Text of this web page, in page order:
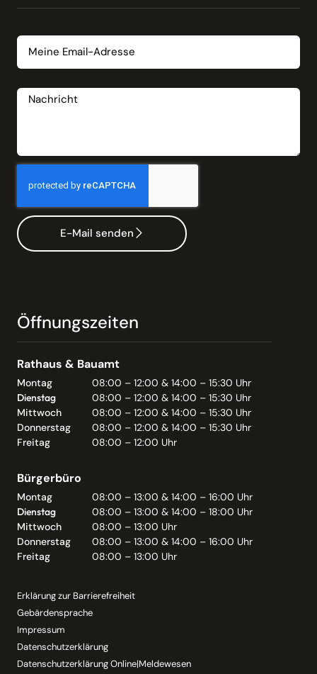
E-Mail senden
Öffnungszeiten
Rathaus & Bauamt
Montag
08:00 – 12:00 & 14:00 – 15:30 Uhr
Dienstag
08:00 – 12:00 & 14:00 – 15:30 Uhr
Mittwoch
08:00 – 12:00 & 14:00 – 15:30 Uhr
Donnerstag
08:00 – 12:00 & 14:00 – 15:30 Uhr
Freitag
08:00 – 12:00 Uhr
Bürgerbüro
Montag
08:00 – 13:00 & 14:00 – 16:00 Uhr
Dienstag
08:00 – 13:00 & 14:00 – 18:00 Uhr
Mittwoch
08:00 – 13:00 Uhr
Donnerstag
08:00 – 13:00 & 14:00 – 16:00 Uhr
Freitag
08:00 – 13:00 Uhr
Erklärung zur Barrierefreiheit
Gebärdensprache
Impressum
Datenschutzerklärung
Datenschutzerklärung Online|Meldewesen